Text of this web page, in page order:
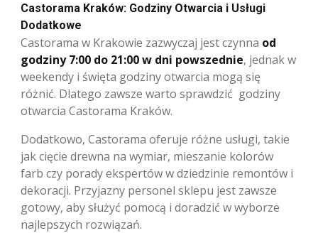
Castorama Kraków: Godziny Otwarcia i Usługi
Dodatkowe
Castorama w Krakowie zazwyczaj jest czynna od
godziny 7:00 do 21:00 w dni powszednie, jednak w
weekendy i święta godziny otwarcia mogą się
różnić. Dlatego zawsze warto sprawdzić godziny
otwarcia Castorama Kraków.
Dodatkowo, Castorama oferuje różne usługi, takie
jak cięcie drewna na wymiar, mieszanie kolorów
farb czy porady ekspertów w dziedzinie remontów i
dekoracji. Przyjazny personel sklepu jest zawsze
gotowy, aby służyć pomocą i doradzić w wyborze
najlepszych rozwiązań.